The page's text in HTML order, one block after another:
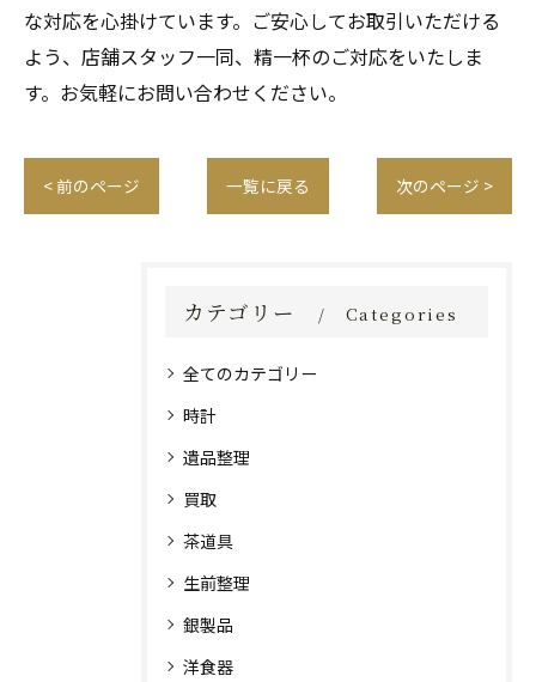
な対応を心掛けています。ご安心してお取引いただける
よう、店舗スタッフ一同、精一杯のご対応をいたしま
す。お気軽にお問い合わせください。
< 前のページ 一覧に戻る 次のページ >
カテゴリー Categories
全てのカテゴリー
時計
遺品整理
買取
茶道具
生前整理
銀製品
洋食器